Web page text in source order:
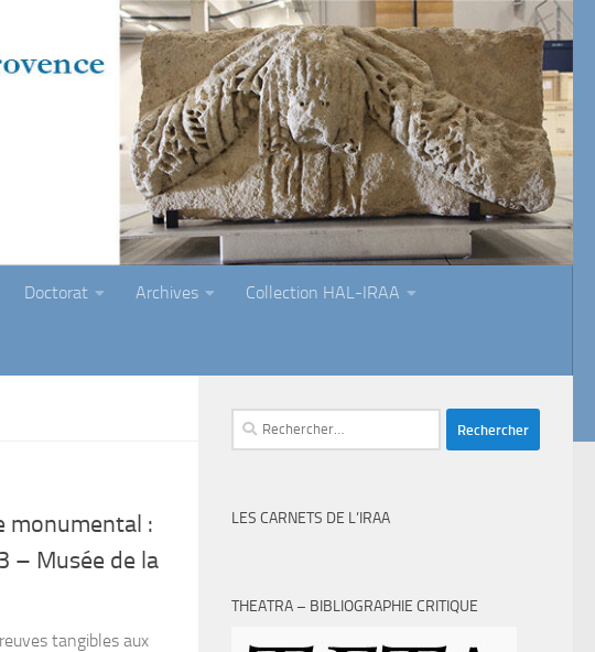
Doctorat Archives Collection HAL-IRAA
monumental :
– Musée de la
tangibles aux
Rechercher :
LES CARNETS DE L’IRAA
THEATRA – BIBLIOGRAPHIE CRITIQUE